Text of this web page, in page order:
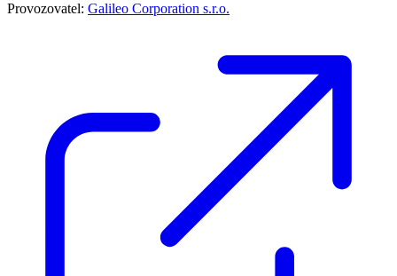
Provozovatel: Galileo Corporation s.r.o.